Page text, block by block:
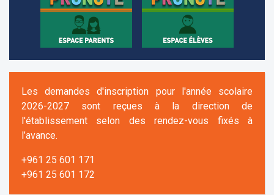
Les demandes d'inscription pour l'année scolaire
2026-2027 sont reçues à la direction de
l'établissement selon des rendez-vous fixés à
l’avance.
+961 25 601 171
+961 25 601 172